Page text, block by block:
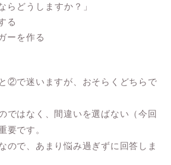
らどうしますか？」
る
ーを作る
②で迷いますが、おそらくどちらで
ではなく、間違いを選ばない（今回
要です。
ので 、あまり悩み過ぎずに回答しま